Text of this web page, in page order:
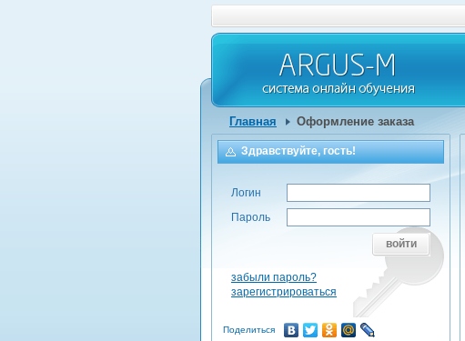
Главная Оформление заказа
Здравствуйте, гость!
Логин
Пароль
войти
забыли пароль?
зарегистрироваться
Поделиться